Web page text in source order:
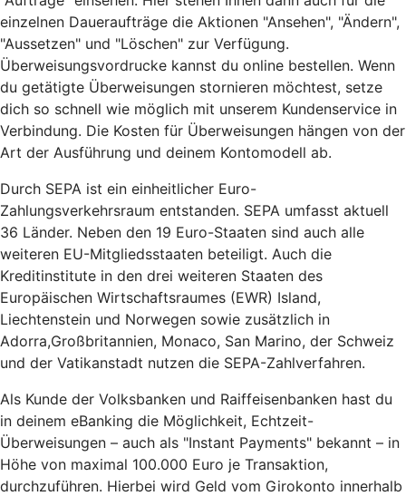
einzelnen Daueraufträge die Aktionen "Ansehen", "Ändern",
"Aussetzen" und "Löschen" zur Verfügung.
Überweisungsvordrucke kannst du online bestellen. Wenn
du getätigte Überweisungen stornieren möchtest, setze
dich so schnell wie möglich mit unserem Kundenservice in
Verbindung. Die Kosten für Überweisungen hängen von der
Art der Ausführung und deinem Kontomodell ab.
Durch SEPA ist ein einheitlicher Euro-
Zahlungsverkehrsraum entstanden. SEPA umfasst aktuell
36 Länder. Neben den 19 Euro-Staaten sind auch alle
weiteren EU-Mitgliedsstaaten beteiligt. Auch die
Kreditinstitute in den drei weiteren Staaten des
Europäischen Wirtschaftsraumes (EWR) Island,
Liechtenstein und Norwegen sowie zusätzlich in
Adorra,Großbritannien, Monaco, San Marino, der Schweiz
und der Vatikanstadt nutzen die SEPA-Zahlverfahren.
Als Kunde der Volksbanken und Raiffeisenbanken hast du
in deinem eBanking die Möglichkeit, Echtzeit-
Überweisungen – auch als "Instant Payments" bekannt – in
Höhe von maximal 100.000 Euro je Transaktion,
durchzuführen. Hierbei wird Geld vom Girokonto innerhalb